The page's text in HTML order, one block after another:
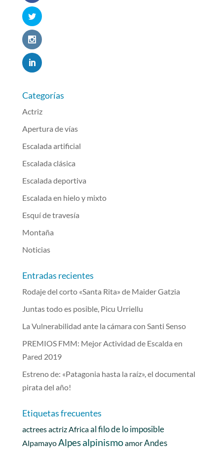
Categorías
Actriz
Apertura de vías
Escalada artificial
Escalada clásica
Escalada deportiva
Escalada en hielo y mixto
Esquí de travesía
Montaña
Noticias
Entradas recientes
Rodaje del corto «Santa Rita» de Maider Gatzia
Juntas todo es posible, Picu Urriellu
La Vulnerabilidad ante la cámara con Santi Senso
PREMIOS FMM: Mejor Actividad de Escalda en
Pared 2019
Estreno de: «Patagonia hasta la raíz», el documental
pirata del año!
Etiquetas frecuentes
actreesactrizAfricaal filo de lo imposible
AlpamayoAlpesalpinismoamorAndes